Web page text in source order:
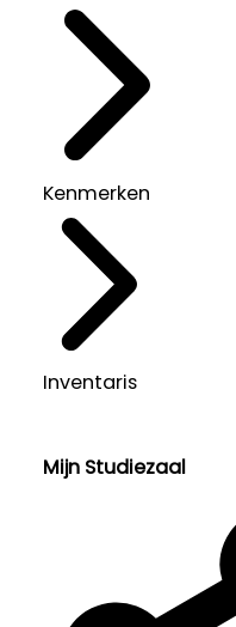
Kenmerken
Inventaris
Mijn Studiezaal